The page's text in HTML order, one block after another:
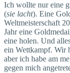
Ich wollte nur eine
(sie lacht). Eine
Weltmeisterschaft
Jahr eine
eine holen. Und
ein Wettkampf. Wir
aber ich habe am
gegen mich